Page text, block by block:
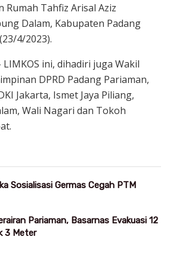
Rumah Tahfiz Arisal Aziz
Dalam, Kabupaten Padang
4/2023).
LIMKOS ini, dihadiri juga Wakil
DPRD Padang Pariaman,
Jakarta, Ismet Jaya Piliang,
Wali Nagari dan Tokoh
Sosialisasi Germas Cegah PTM
Pariaman, Basarnas Evakuasi 12
3 Meter